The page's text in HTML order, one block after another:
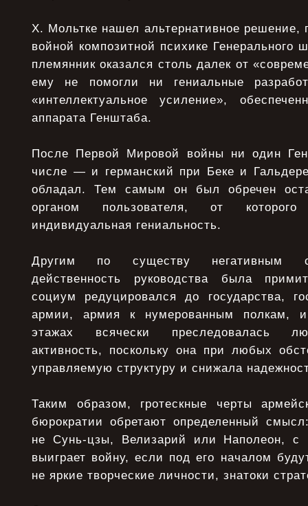
X. Мольтке нашел альтернативное решение,
войной композитной психике Генерального
племянник оказался столь далек от
ему не помогли ни гениальные
«интеллектуальное усиление»,
аппарата Генштаба.
После Первой Мировой войны ни один
числе — и германский при Беке и
обладал. Тем самым он был обречен
органом пользователя, от
индивидуальная гениальность.
Другим по существу негативным
действенность руководства была
социум редуцировался до государства,
армии, армия к нумерованным полкам,
этажах всячески преследовалась
активность, поскольку она при любых
управляемую структуру и снижала
Таким образом, гротескные черты
бюрократии обретают определенный
не Сунь-цзы, Велизарий или Наполеон, с
выиграет войну, если под его началом
не яркие творческие личности, знатоки